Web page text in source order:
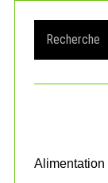
a
r
o
Alimentation